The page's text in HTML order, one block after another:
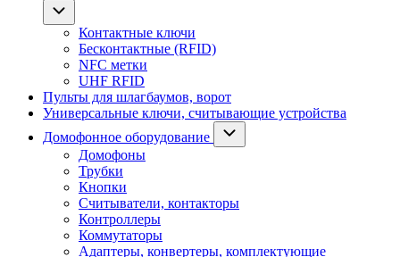
Контактные ключи
Бесконтактные (RFID)
NFC метки
UHF RFID
Пульты для шлагбаумов, ворот
Универсальные ключи, считывающие устройства
Домофонное оборудование
Домофоны
Трубки
Кнопки
Считыватели, контакторы
Контроллеры
Коммутаторы
Адаптеры, конвертеры, комплектующие